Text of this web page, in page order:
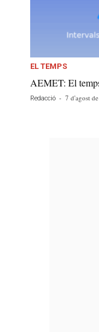
EL TEMPS
AEMET: El
Redacció - 7 d'agost